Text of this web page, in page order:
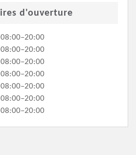
d'ouverture
08:00–20:00
08:00–20:00
08:00–20:00
08:00–20:00
08:00–20:00
08:00–20:00
08:00–20:00